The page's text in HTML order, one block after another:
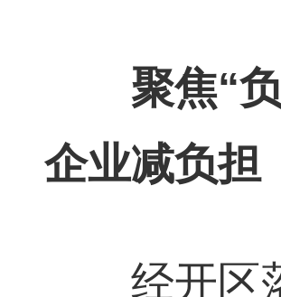
聚焦“负
企业减负担
经开区落